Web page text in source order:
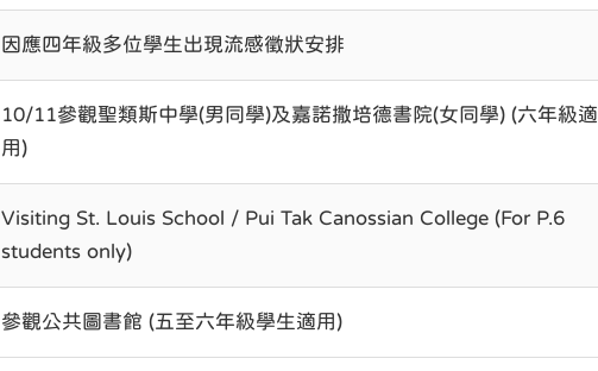
因應四年級多位學生出現流感徵狀安排
10/11參觀聖類斯中學(男同學)及嘉諾撒培德書院(女同學) (六年級適
用)
Visiting St. Louis School / Pui Tak Canossian College (For P.6
students only)
參觀公共圖書館 (五至六年級學生適用)